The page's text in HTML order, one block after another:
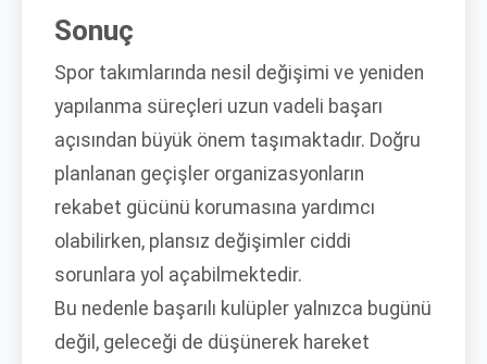
Sonuç
Spor takımlarında nesil değişimi ve yeniden
yapılanma süreçleri uzun vadeli başarı
açısından büyük önem taşımaktadır. Doğru
planlanan geçişler organizasyonların
rekabet gücünü korumasına yardımcı
olabilirken, plansız değişimler ciddi
sorunlara yol açabilmektedir.
Bu nedenle başarılı kulüpler yalnızca bugünü
değil, geleceği de düşünerek hareket